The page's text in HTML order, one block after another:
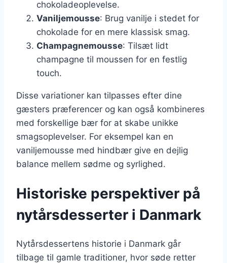
chokoladeoplevelse.
Vaniljemousse: Brug vanilje i stedet for
chokolade for en mere klassisk smag.
Champagnemousse: Tilsæt lidt
champagne til moussen for en festlig
touch.
Disse variationer kan tilpasses efter dine
gæsters præferencer og kan også kombineres
med forskellige bær for at skabe unikke
smagsoplevelser. For eksempel kan en
vaniljemousse med hindbær give en dejlig
balance mellem sødme og syrlighed.
Historiske perspektiver på
nytårsdesserter i Danmark
Nytårsdessertens historie i Danmark går
tilbage til gamle traditioner, hvor søde retter